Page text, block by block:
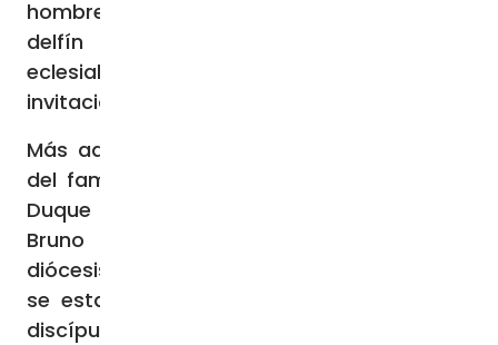
hombres, los que llamaron la atención del
delfín de Francia y de las autoridades
eclesiales. Así, la Iglesia formuló una
invitación a los monjes a instituirse.
Más adelante, el conde Rogelio -hermano
del famoso normando Roberto Guiscardo,
Duque de Apulia y Calabria- regaló a San
Bruno el fértil valle de La Torre, en la
diócesis de Squillace (Calabria, Italia). Ahí
se estableció el santo con algunos otros
discípulos.